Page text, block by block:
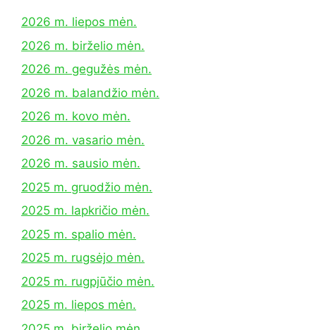
2026 m. liepos mėn.
2026 m. birželio mėn.
2026 m. gegužės mėn.
2026 m. balandžio mėn.
2026 m. kovo mėn.
2026 m. vasario mėn.
2026 m. sausio mėn.
2025 m. gruodžio mėn.
2025 m. lapkričio mėn.
2025 m. spalio mėn.
2025 m. rugsėjo mėn.
2025 m. rugpjūčio mėn.
2025 m. liepos mėn.